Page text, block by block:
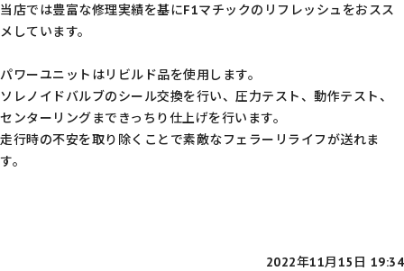
当店では豊富な修理実績を基にF1マチックのリフレッシュをおスス
メしています。
パワーユニットはリビルド品を使用します。
ソレノイドバルブのシール交換を行い、圧力テスト、動作テスト、
センターリングまできっちり仕上げを行います。
走行時の不安を取り除くことで素敵なフェラーリライフが送れま
す。
2022年11月15日 19:34